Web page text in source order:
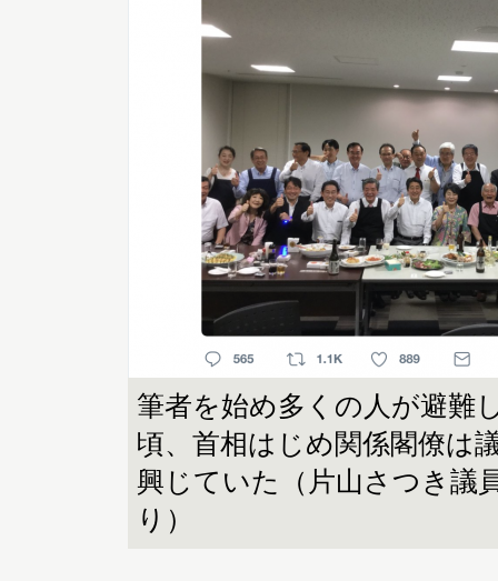
筆者を始め多くの人が避難
頃、首相はじめ関係閣僚は
興じていた（片山さつき議
り）